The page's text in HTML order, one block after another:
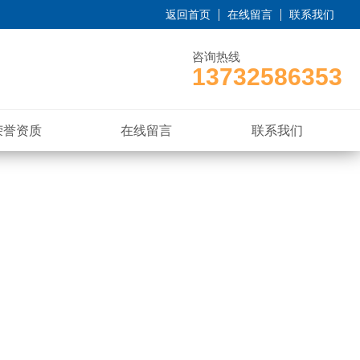
返回首页 在线留言 联系我们
咨询热线
13732586353
誉资质 在线留言 联系我们